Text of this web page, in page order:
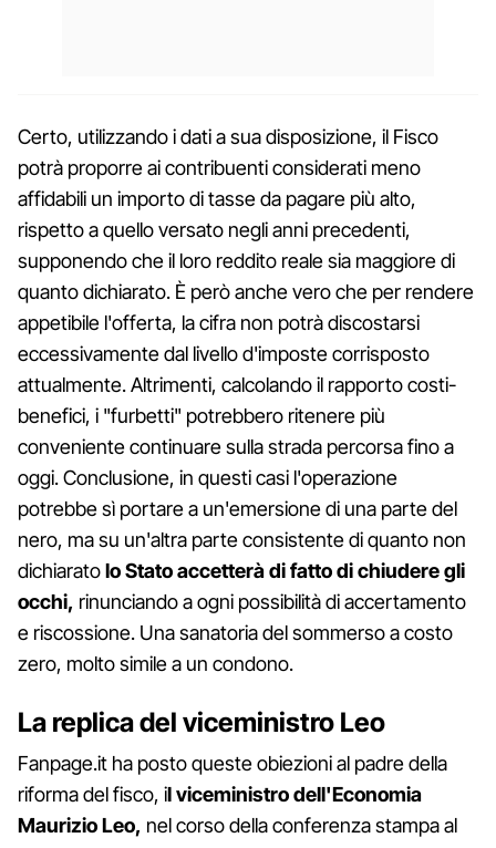
Certo, utilizzando i dati a sua disposizione, il Fisco
potrà proporre ai contribuenti considerati meno
affidabili un importo di tasse da pagare più alto,
rispetto a quello versato negli anni precedenti,
supponendo che il loro reddito reale sia maggiore di
quanto dichiarato. È però anche vero che per rendere
appetibile l'offerta, la cifra non potrà discostarsi
eccessivamente dal livello d'imposte corrisposto
attualmente. Altrimenti, calcolando il rapporto costi-
benefici, i "furbetti" potrebbero ritenere più
conveniente continuare sulla strada percorsa fino a
oggi. Conclusione, in questi casi l'operazione
potrebbe sì portare a un'emersione di una parte del
nero, ma su un'altra parte consistente di quanto non
dichiaratolo Stato accetterà di fatto di chiudere gli
occhi, rinunciando a ogni possibilità di accertamento
e riscossione. Una sanatoria del sommerso a costo
zero, molto simile a un condono.
La replica del viceministro Leo
Fanpage.it ha posto queste obiezioni al padre della
riforma del fisco, il viceministro dell'Economia
Maurizio Leo, nel corso della conferenza stampa al